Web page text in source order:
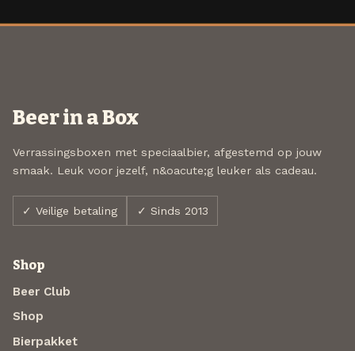
Beer in a Box
Verrassingsboxen met speciaalbier, afgestemd op jouw
smaak. Leuk voor jezelf, n&oacute;g leuker als cadeau.
✓ Veilige betaling ✓ Sinds 2013
Shop
Beer Club
Shop
Bierpakket